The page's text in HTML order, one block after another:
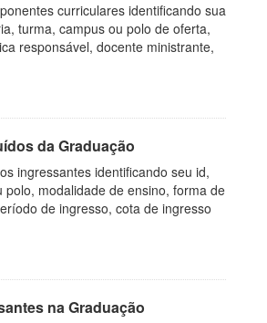
curriculares identificando sua
turma, campus ou polo de oferta,
responsável, docente ministrante,
da Graduação
ingressantes identificando seu id,
polo, modalidade de ensino, forma de
de ingresso, cota de ingresso
na Graduação